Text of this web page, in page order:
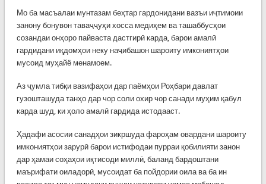
Мо ба масъалаи мунтазам беҳтар гардонидани вазъи иҷтимоии
занону бонувон таваҷҷуҳи хосса медиҳем ва ташаббусҳои
созандаи онҳоро пайваста дастгирӣ карда, барои амалӣ
гардидани иқдомҳои неку наҷибашон шароиту имкониятҳои
мусоид муҳайё менамоем.
Аз ҷумла тибқи вазифаҳои дар паёмҳои Роҳбари давлат
гузошташуда танҳо дар чор соли охир чор санади муҳим қабул
карда шуд, ки ҳоло амалӣ гардида истодааст.
Ҳадафи асосии санадҳои зикршуда фароҳам овардани шароиту
имкониятҳои зарурӣ барои истифодаи пурраи қобилияти занон
дар ҳамаи соҳаҳои иқтисоди миллӣ, баланд бардоштани
маърифати оиладорӣ, мусоидат ба пойдории оила ва ба ин